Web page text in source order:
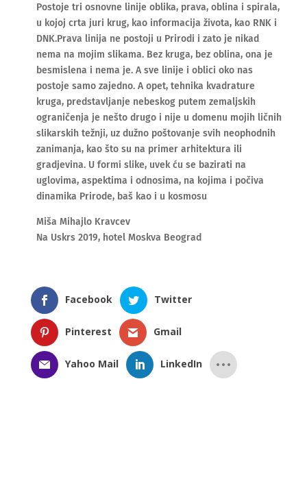
Postoje tri osnovne linije oblika, prava, oblina i spirala,
u kojoj crta juri krug, kao informacija života, kao RNK i
DNK.Prava linija ne postoji u Prirodi i zato je nikad
nema na mojim slikama. Bez kruga, bez oblina, ona je
besmislena i nema je. A sve linije i oblici oko nas
postoje samo zajedno. A opet, tehnika kvadrature
kruga, predstavljanje nebeskog putem zemaljskih
ograničenja je nešto drugo i nije u domenu mojih ličnih
slikarskih težnji, uz dužno poštovanje svih neophodnih
zanimanja, kao što su na primer arhitektura ili
gradjevina. U formi slike, uvek ću se bazirati na
uglovima, aspektima i odnosima, na kojima i počiva
dinamika Prirode, baš kao i u kosmosu
Miša Mihajlo Kravcev
Na Uskrs 2019, hotel Moskva Beograd
Facebook Twitter
Pinterest Gmail
Yahoo Mail LinkedIn